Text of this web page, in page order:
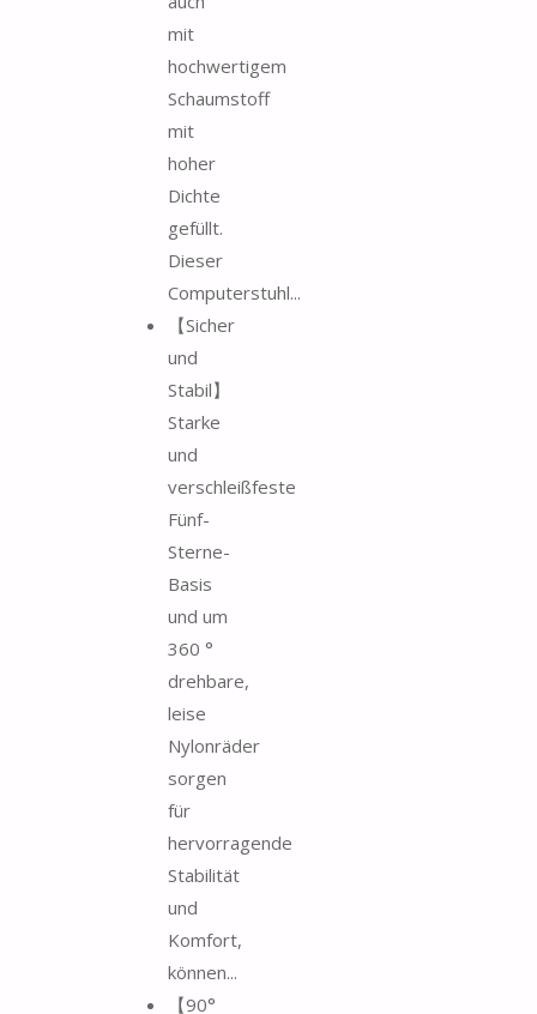
mit
hochwertigem
Schaumstoff
mit
hoher
Dichte
gefüllt.
Dieser
Computerstuhl...
【Sicher
und
Stabil】
Starke
und
verschleißfeste
Fünf-
Sterne-
Basis
und um
360 °
drehbare,
leise
Nylonräder
sorgen
für
hervorragende
Stabilität
und
Komfort,
können...
【90°